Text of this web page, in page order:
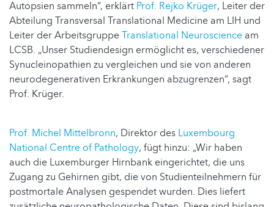
Autopsien sammeln“, erklärt Prof. Rejko Krüger, Leiter der
Abteilung Transversal Translational Medicine am LIH und
Leiter der ArbeitsgruppeTranslational Neuroscience am
LCSB. „Unser Studiendesign ermöglicht es, verschiedener
Synucleinopathien zu vergleichen und sie von anderen
neurodegenerativen Erkrankungen abzugrenzen“, sagt
Prof. Krüger.
Prof. Michel Mittelbronn, Direktor des Luxembourg
National Centre of Pathology, fügt hinzu: „Wir haben
auch die Luxemburger Hirnbank eingerichtet, die uns
Zugang zu Gehirnen gibt, die von Studienteilnehmern für
postmortale Analysen gespendet wurden. Dies liefert